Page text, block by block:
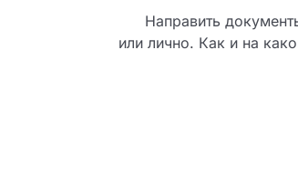
Направить
или лично. Как и на